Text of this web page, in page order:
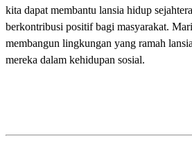
kita dapat membantu lansia hidup
berkontribusi positif bagi masyarakat.
membangun lingkungan yang ramah
mereka dalam kehidupan sosial.